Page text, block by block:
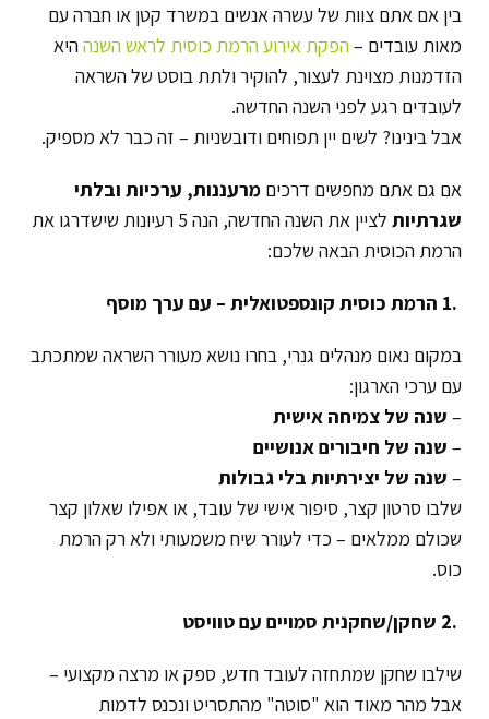
בין אם אתם צוות של עשרה אנשים במשרד קטן או חברה עם
מאות עובדים –הפקת אירוע הרמת כוסית לראש השנההיא
הזדמנות מצוינת לעצור, להוקיר ולתת בוסט של השראה
לעובדים רגע לפני השנה החדשה.
אבל בינינו? לשים יין תפוחים ודובשניות – זה כבר לא מספיק.
אם גם אתם מחפשים דרכים מרעננות, ערכיות ובלתי
שגרתיות
לציין את השנה החדשה, הנה 5 רעיונות שישדרגו את
הרמת הכוסית הבאה שלכם:
.1 הרמת כוסית קונספטואלית – עם ערך מוסף
במקום נאום מנהלים גנרי, בחרו נושא מעורר השראה שמתכתב
עם ערכי הארגון:
– שנה של צמיחה אישית
– שנה של חיבורים אנושיים
– שנה של יצירתיות בלי גבולות
שלבו סרטון קצר, סיפור אישי של עובד, או אפילו שאלון קצר
שכולם ממלאים – כדי לעורר שיח משמעותי ולא רק הרמת
כוס.
.2 שחקן/שחקנית סמויים עם טוויסט
שילבו שחקן שמתחזה לעובד חדש, ספק או מרצה מקצועי –
אבל מהר מאוד הוא "סוטה" מהתסריט ונכנס לדמות